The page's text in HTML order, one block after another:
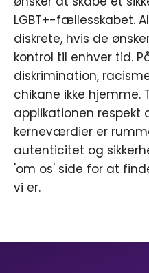
LGBT+-fællesskabet.
diskrete, hvis de
kontrol til enhver tid.
diskrimination,
chikane ikke
applikationen respekt
kerneværdier er
autenticitet og
'om os' side for at
vi er.